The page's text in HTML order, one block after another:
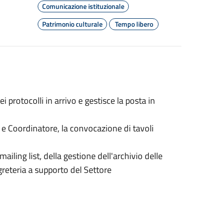
Comunicazione istituzionale
Patrimonio culturale
Tempo libero
protocolli in arrivo e gestisce la posta in
Coordinatore, la convocazione di tavoli
list, della gestione dell'archivio delle
a supporto del Settore